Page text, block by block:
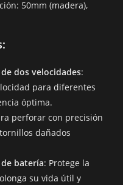
50mm (madera),
:
dos velocidades:
para diferentes
óptima.
perforar con precisión
dañados
batería: Protege la
su vida útil y